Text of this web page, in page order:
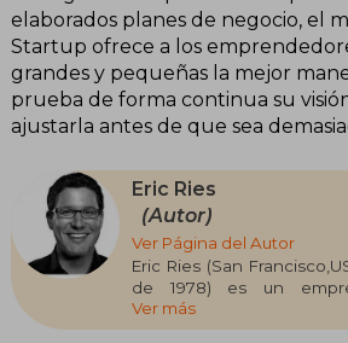
elaborados planes de negocio, el
Startup ofrece a los
grandes y pequeñas la mejor
prueba de forma continua su
ajustarla antes de que sea
Eric Ries
(Autor)
Ver Página del Autor
Eric Ries (San
de 1978) es un
estadounidense, pionero
Startup. Tras
Ver más